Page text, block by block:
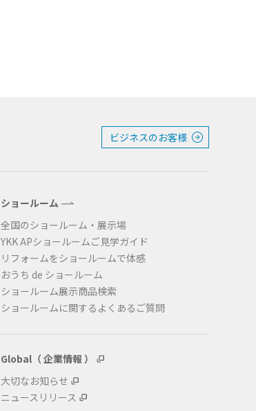
ビジネスのお客様
ショールーム
全国のショールーム・展示場
YKK APショールームご見学ガイド
リフォームをショールームで体感
おうち de ショールーム
ショールーム展示商品検索
ショールームに関するよくあるご質問
Global（ 企業情報 ）
大切なお知らせ
ニュースリリース